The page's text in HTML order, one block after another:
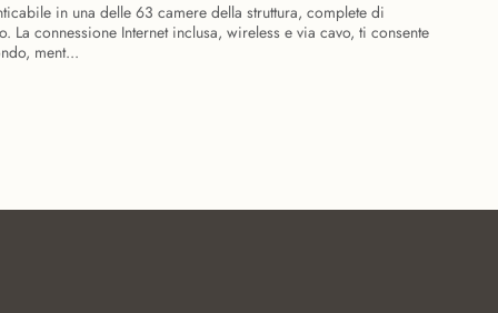
in una delle 63 camere della struttura, complete di
La connessione Internet inclusa, wireless e via cavo, ti consente
ment...